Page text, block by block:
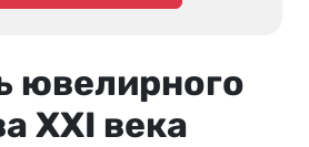
ювелирного
XXI века